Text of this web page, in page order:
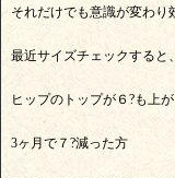
それだけでも意識が変わ
最近サイズチェックする
ヒップのトップが６?も上
3ヶ月で７?減った方